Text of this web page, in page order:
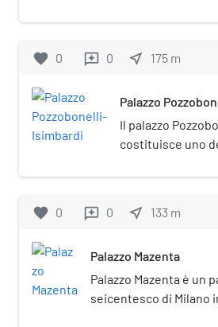
favorite 0 reviews 0 near_me 175 m
Palazzo
Il palazzo
costituisce uno
epoca
favorite 0 reviews 0 near_me 133 m
Palazzo Mazenta
Palazzo Mazenta è un
seicentesco di Milano